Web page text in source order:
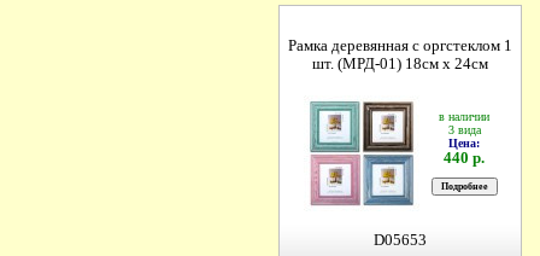
Рамка деревянная с оргстеклом 1
шт. (МРД-01) 18см х 24см
в наличии
3 вида
Цена:
440 р.
D05653